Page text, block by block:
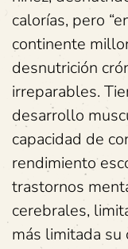
calorías, pero
continente
desnutrición
irreparables.
desarrollo
capacidad de
rendimiento
trastornos
cerebrales,
más limitada su